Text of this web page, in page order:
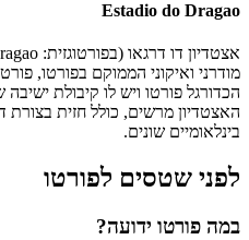
Estadio do Dragao
מודרני ואיקוני הממוקם בפורטו,
האצטדיון מרשים, כולל חזית בצורת
בינלאומיים שונים.
לפני שטסים לפורטו
במה פורטו ידועה?